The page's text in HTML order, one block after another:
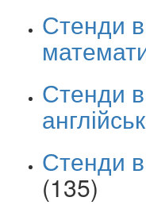
Стенди в
Стенди в
Стенди в
(135)